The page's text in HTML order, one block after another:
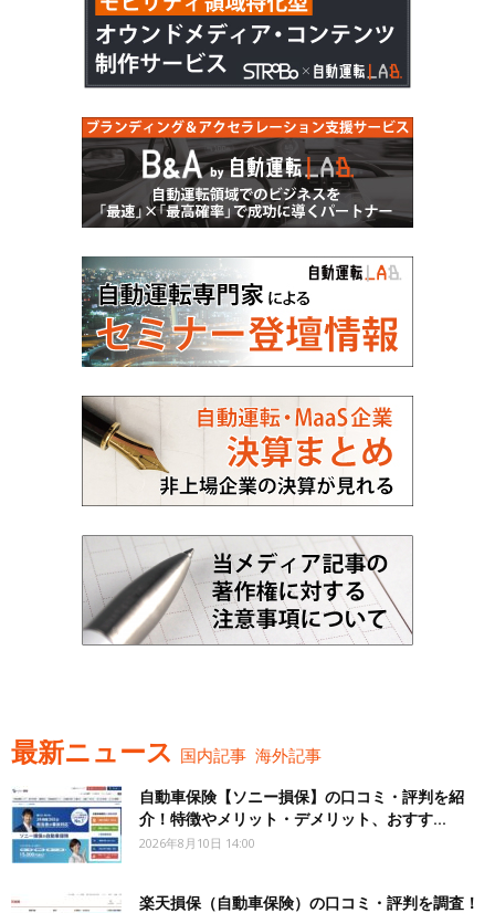
最新ニュース 国内記事 海外記事
自動車保険【ソニー損保】の口コミ・評判を紹
介！特徴やメリット・デメリット、おすす...
2026年8月10日 14:00
楽天損保（自動車保険）の口コミ・評判を調査！